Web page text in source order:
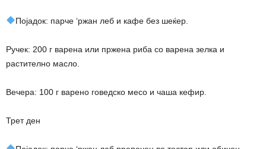
Појадок: парче ‘ржан леб и кафе без шеќер.
Ручек: 200 г варена или пржена риба со варена зелка и
растително масло.
Вечера: 100 г варено говедско месо и чаша кефир.
Трет ден